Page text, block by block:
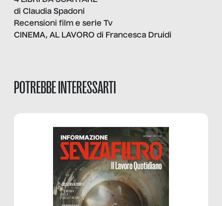
di Claudia Spadoni
Recensioni film e serie Tv
CINEMA, AL LAVORO di Francesca Druidi
POTREBBE INTERESSARTI